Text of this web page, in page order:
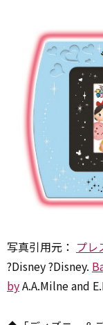
写真引用元： プレ
?Disney ?Disney.
byA.A.Milne and